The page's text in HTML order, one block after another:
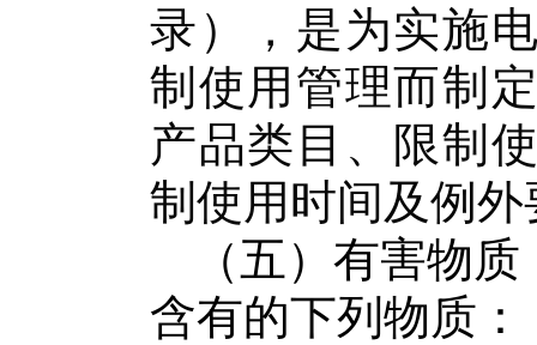
录），是为实施
制使用管理而制
产品类目、限制
制使用时间及例
（五）有害物
含有的下列物质：